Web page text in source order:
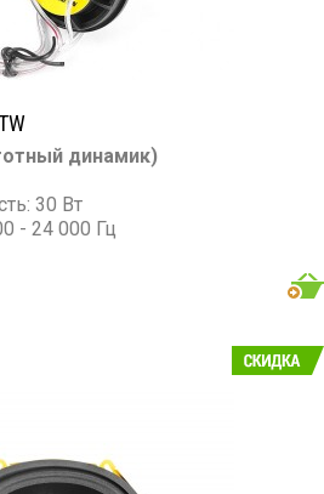
динамик)
30 Вт
- 24 000 Гц
дБ